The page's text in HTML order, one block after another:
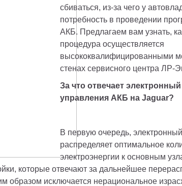
сбиваться, из-за чего у
потребность в проведении
АКБ. Предлагаем вам узнать,
процедура осуществляется
высококвалифицированными
стенах сервисного центра ЛР-
За что отвечает
управления АКБ на Jaguar?
В первую очередь,
распределяет оптимальное
электроэнергии к основным
которые отвечают за дальнейшее
образом исключается нерациональное